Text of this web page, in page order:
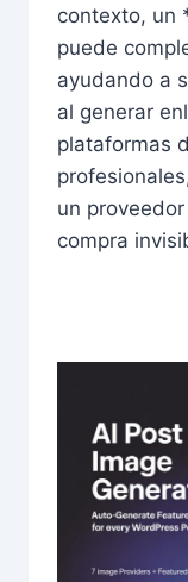
contexto, un
puede
ayudando a
al generar
plataformas
un
compra